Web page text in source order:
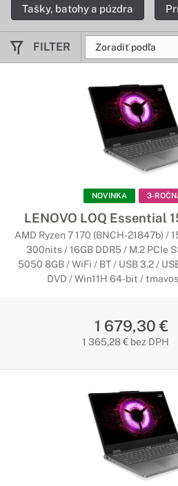
Tašky, batohy a púzdra
FILTER
NOVINKA 3-
LENOVO LOQ Essential
AMD Ryzen 7 170 (BNCH-21847b) /
300nits / 16GB DDR5 / M.2 PCIe
5050 8GB / WiFi / BT / USB 3.2 /
DVD / Win11H 64-bit /
1 679,30 €
1 365,28 € bez DPH